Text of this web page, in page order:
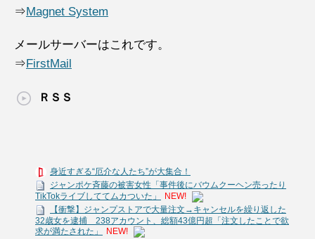
⇒Magnet System
メールサーバーはこれです。
⇒FirstMail
ＲＳＳ
身近すぎる“厄介な人たち”が大集合！
ジャンポケ斉藤の被害女性「事件後にバウムクーヘン売ったり
TikTokライブしててムカついた」
NEW!
【衝撃】ジャンプストアで大量注文→キャンセルを繰り返した
32歳女を逮捕 238アカウント、総額43億円超「注文したことで欲
求が満たされた」
NEW!